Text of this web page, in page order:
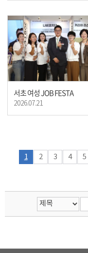
서초 여성 JOB FESTA
2026.07.21
1 2 3 4 5